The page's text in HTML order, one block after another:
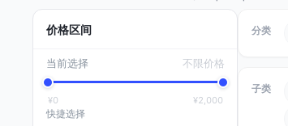
价格区间
当前选择 不限价格
¥0 ¥2,000
快捷选择
分类
子类